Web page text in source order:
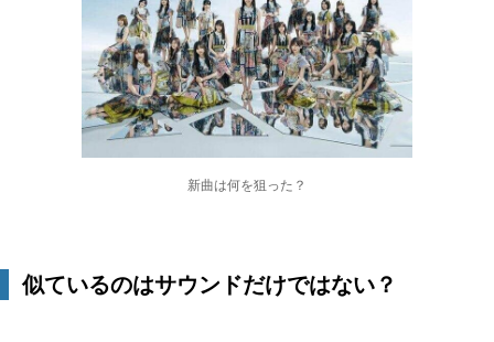
新曲は何を狙った？
似ているのはサウンドだけではない？